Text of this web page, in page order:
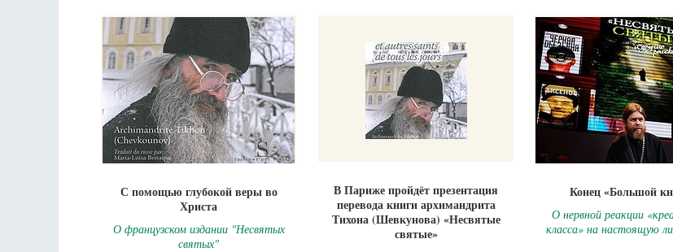
С помощью глубокой веры во
Христа
О французском издании "Несвятых
святых"
В Париже пройдёт презентация
перевода книги архимандрита
Тихона (Шевкунова) «Несвятые
святые»
Конец «Большой
О нервной реакции
класса» на настоящую